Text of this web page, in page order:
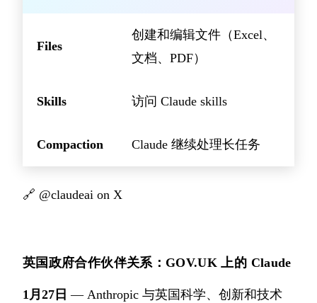
Files
创建和编辑文件（Excel、
文档、PDF）
Skills 访问 Claude skills
Compaction Claude 继续处理长任务
🔗 @claudeai on X
英国政府合作伙伴关系：GOV.UK 上的 Claude
1月27日 — Anthropic 与英国科学、创新和技术